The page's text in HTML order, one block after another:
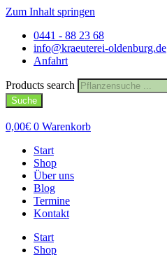
Zum Inhalt springen
0441 - 88 23 68
info@kraeuterei-oldenburg.de
Anfahrt
Products search
Suche
0,00€ 0 Warenkorb
Start
Shop
Über uns
Blog
Termine
Kontakt
Start
Shop